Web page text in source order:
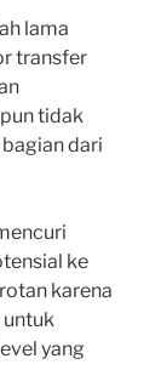
lama
transfer
tidak
dari
ke
karena
untuk
yang